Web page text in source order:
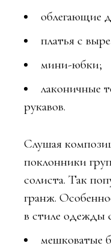
облегающие
платья с
мини-юбки;
лаконичные
рукавов.
Слушая
поклонники
солиста. Так
гранж.
в стиле одежды
мешковатые